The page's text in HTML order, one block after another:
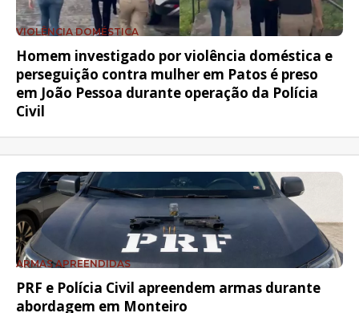
VIOLÊNCIA DOMÉSTICA
Homem investigado por violência doméstica e
perseguição contra mulher em Patos é preso
em João Pessoa durante operação da Polícia
Civil
ARMAS APREENDIDAS
PRF e Polícia Civil apreendem armas durante
abordagem em Monteiro